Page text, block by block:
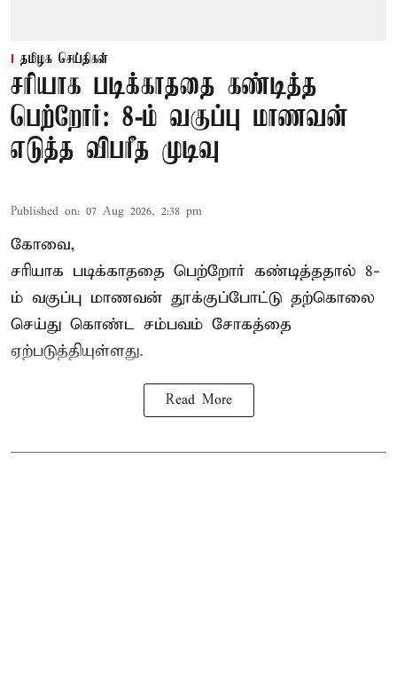
தமிழக செய்திகள்
சரியாக படிக்காததை கண்டித்த
பெற்றோர்: 8-ம் வகுப்பு மாணவன்
எடுத்த விபரீத முடிவு
Published on: 07 Aug 2026, 2:38 pm
கோவை,
சரியாக படிக்காததை பெற்றோர் கண்டித்ததால் 8-
ம் வகுப்பு மாணவன் தூக்குப்போட்டு தற்கொலை
செய்து கொண்ட சம்பவம் சோகத்தை
ஏற்படுத்தியுள்ளது.
Read More